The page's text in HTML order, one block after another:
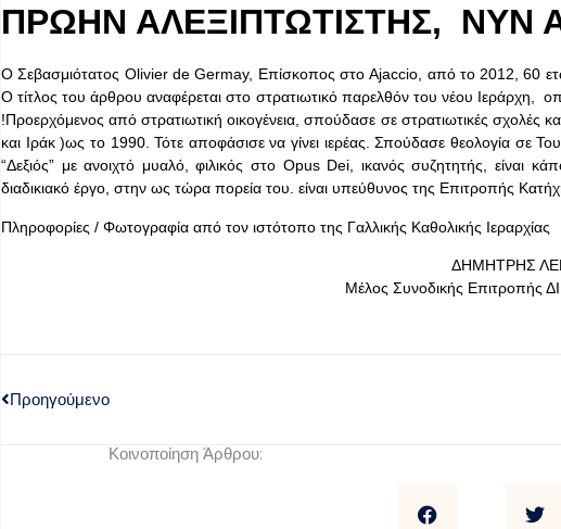
ΠΡΩΗΝ ΑΛΕΞΙΠΤΩΤΙΣΤΗΣ, ΝΥΝ
Ο Σεβασμιότατος Olivier de Germay, Επίσκοπος στο Ajaccio, από το 2012, 60
Ο τίτλος του άρθρου αναφέρεται στο στρατιωτικό παρελθόν του νέου Ιεράρχη,
!Προερχόμενος από στρατιωτική οικογένεια, σπούδασε σε στρατιωτικές σχολές
και Ιράκ )ως το 1990. Τότε αποφάσισε να γίνει ιερέας. Σπούδασε θεολογία σε
“Δεξιός” με ανοιχτό μυαλό, φιλικός στο Opus Dei, ικανός συζητητής, είναι
διαδικιακό έργο, στην ως τώρα πορεία του. είναι υπεύθυνος της Επιτροπής
Πληροφορίες / Φωτογραφία από τον ιστότοπο της Γαλλικής Καθολικής Ιεραρχίας
ΔΗΜΗΤΡΗΣ
Μέλος Συνοδικής Επιτροπής
Προηγούμενο
Κοινοποίηση Άρθρου: